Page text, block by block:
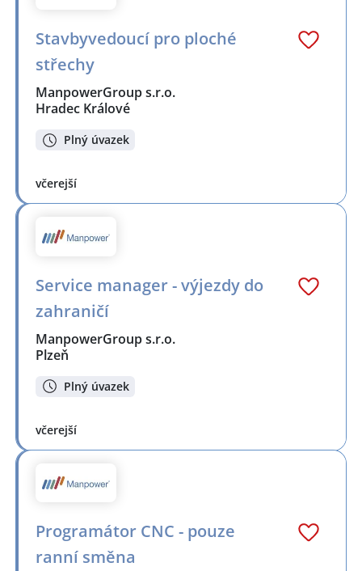
Stavbyvedoucí pro ploché
střechy
ManpowerGroup s.r.o.
Hradec Králové
Plný úvazek
včerejší
Service manager - výjezdy do
zahraničí
ManpowerGroup s.r.o.
Plzeň
Plný úvazek
včerejší
Programátor CNC - pouze
ranní směna